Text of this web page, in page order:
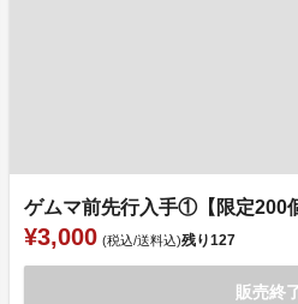
ゲムマ前先行入手①【限定200
¥3,000 (税込/送料込)残り127
販売終